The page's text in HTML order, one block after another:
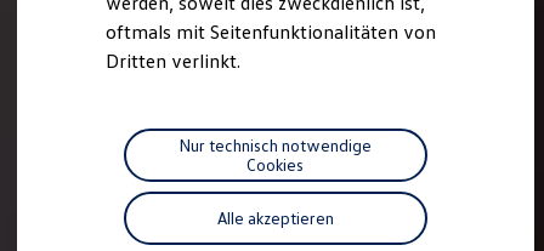
Service und Ersatzteile
Inspektion und HU/AU
Reparaturen und Checks
Pannen- und Unfallhilfe
Economy Service
Volkswagen Teile
Zubehör
Modellspezifisches Zubehör
Schutz und Pflege
oftmals mit Seitenfunktionalitäten von
Dritten verlinkt.
Alle akzeptieren
Nur technisch notwendige
Cookies